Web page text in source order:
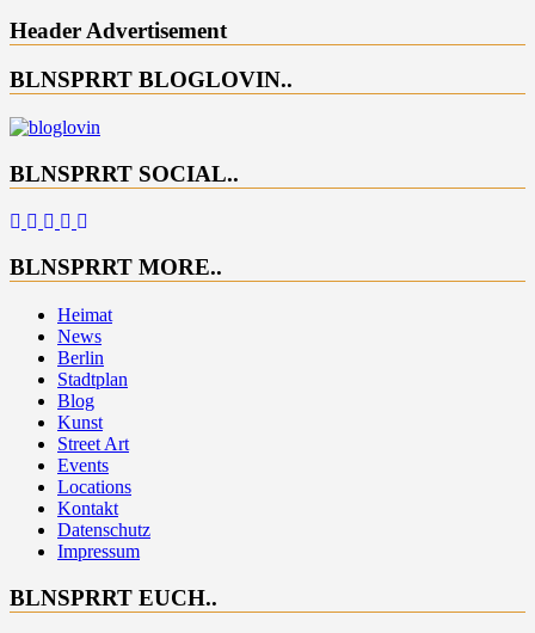
Header Advertisement
BLNSPRRT BLOGLOVIN..
BLNSPRRT SOCIAL..
BLNSPRRT MORE..
Heimat
News
Berlin
Stadtplan
Blog
Kunst
Street Art
Events
Locations
Kontakt
Datenschutz
Impressum
BLNSPRRT EUCH..